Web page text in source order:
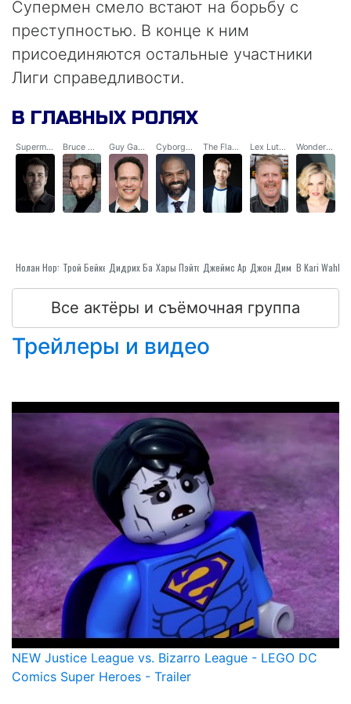
Супермен смело встают на борьбу с
преступностью. В конце к ним
присоединяются остальные участники
Лиги справедливости.
В ГЛАВНЫХ РОЛЯХ
Superman and Bizarro (Voice)
Нолан Норт
Bruce Wayne/Batman and Batzarro (Voice)
Трой Бейкер
Guy Gardner / Greenzarro (voice)
Дидрих Бадер
Cyborg and Cyzarro (Voice)
Хары Пэйтон
The Flash (Voice)
Джеймс Арнольд Тейлор
Lex Luthor / Deathstroke (voice)
Джон Димаджио
Wonder Woman / Bizzara (voice)
В Kari
Все актёры и съёмочная группа
Трейлеры и видео
NEW Justice League vs. Bizarro League - LEGO DC
Comics Super Heroes - Trailer